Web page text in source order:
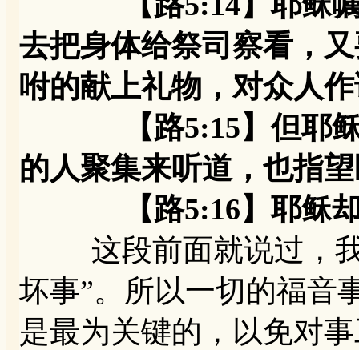
去把身体给祭司察看，
咐的献上礼物，对众人
【路5:15】但耶稣的
的人聚集来听道，也指
【路5:16】耶稣却
这段前面就说过，我
坏事”。所以一切的福音
是最为关键的，以免对